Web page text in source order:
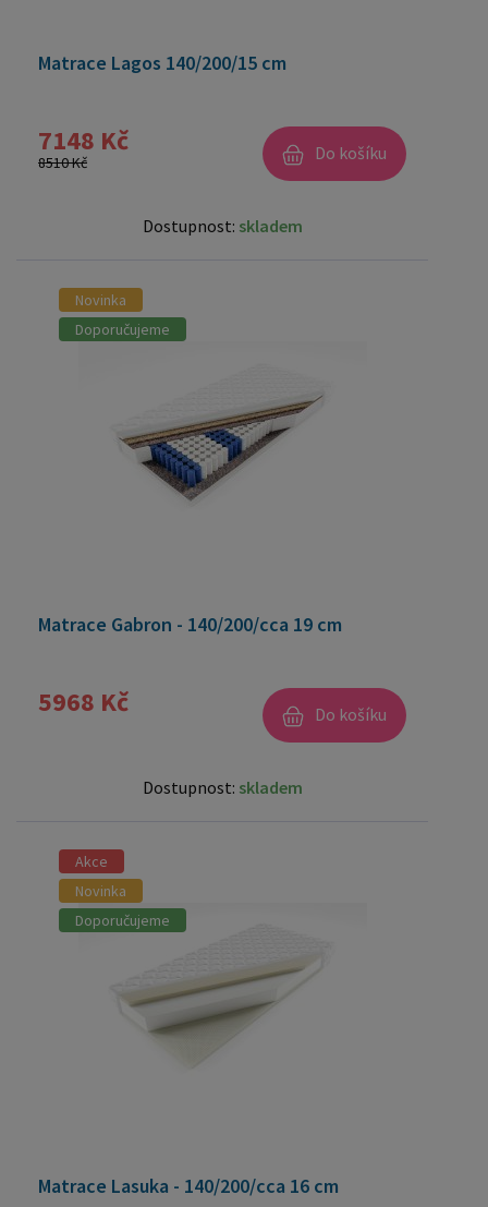
Matrace Lagos 140/200/15 cm
7148 Kč
8510 Kč Do košíku
Dostupnost: skladem
Novinka
Doporučujeme
Matrace Gabron - 140/200/cca 19 cm
5968 Kč Do košíku
Dostupnost: skladem
Akce
Novinka
Doporučujeme
Matrace Lasuka - 140/200/cca 16 cm